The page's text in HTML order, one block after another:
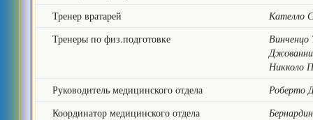
Тренер вратарей
Кателло
Тренеры по физ.подготовке
Винченцо
Никколо
Руководитель медицинского отдела
Роберто
Координатор медицинского отдела